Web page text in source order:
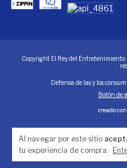
Al navegar por este sitio
tu experiencia de compra.
Copyright El Rey del
Defensa de las y los
Botón de